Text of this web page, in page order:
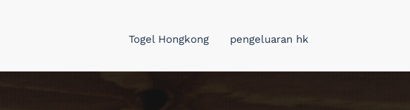
Togel Hongkong pengeluaran hk